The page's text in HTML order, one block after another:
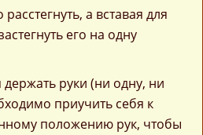
а вставая для
его на одну
держать руки (ни одну, ни
приучить себя к
положению рук, чтобы